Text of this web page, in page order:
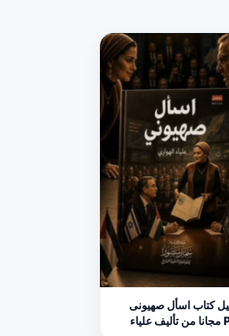
كتاب اسأل صهيونى
PDF مجانا من تأليف علياء